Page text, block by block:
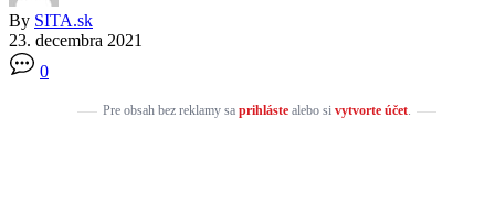
By SITA.sk
23. decembra 2021
0
Pre obsah bez reklamy sa prihlástealebo si vytvorte účet.